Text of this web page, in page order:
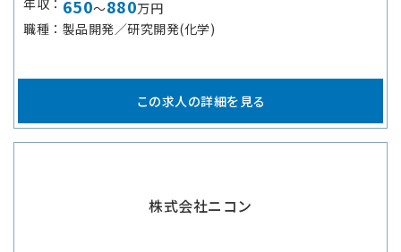
年収
650～880万円
職種
製品開発／研究開発(化学)
この求人の詳細を見る
株式会社ニコン